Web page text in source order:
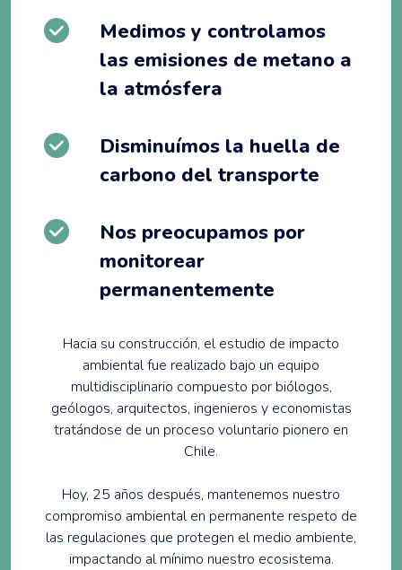
Medimos y controlamos
las emisiones de metano a
la atmósfera
Disminuímos la huella de
carbono del transporte
Nos preocupamos por
monitorear
permanentemente
Hacia su construcción, el estudio de impacto
ambiental fue realizado bajo un equipo
multidisciplinario compuesto por biólogos,
geólogos, arquitectos, ingenieros y economistas
tratándose de un proceso voluntario pionero en
Chile.
Hoy, 25 años después, mantenemos nuestro
compromiso ambiental en permanente respeto de
las regulaciones que protegen el medio ambiente,
impactando al mínimo nuestro ecosistema.